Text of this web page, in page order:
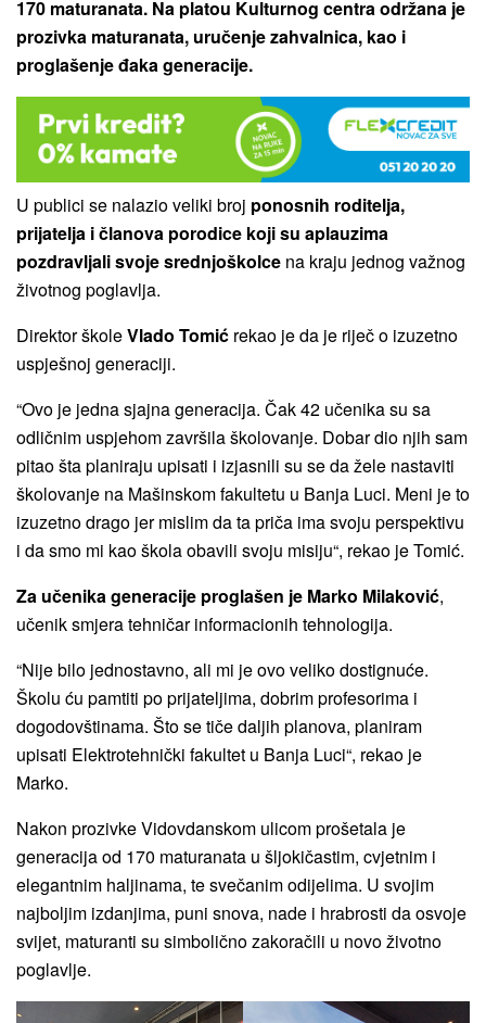
170 maturanata. Na platou Kulturnog centra održana je
prozivka maturanata, uručenje zahvalnica, kao i
proglašenje đaka generacije.
U publici se nalazio veliki broj ponosnih roditelja,
prijatelja i članova porodice koji su aplauzima
pozdravljali svoje srednjoškolce na kraju jednog važnog
životnog poglavlja.
Direktor školeVlado Tomić rekao je da je riječ o izuzetno
uspješnoj generaciji.
“Ovo je jedna sjajna generacija. Čak 42 učenika su sa
odličnim uspjehom završila školovanje. Dobar dio njih sam
pitao šta planiraju upisati i izjasnili su se da žele nastaviti
školovanje na Mašinskom fakultetu u Banja Luci. Meni je to
izuzetno drago jer mislim da ta priča ima svoju perspektivu
i da smo mi kao škola obavili svoju misiju“, rekao je Tomić.
Za učenika generacije proglašen je Marko Milaković,
učenik smjera tehničar informacionih tehnologija.
“Nije bilo jednostavno, ali mi je ovo veliko dostignuće.
Školu ću pamtiti po prijateljima, dobrim profesorima i
dogodovštinama. Što se tiče daljih planova, planiram
upisati Elektrotehnički fakultet u Banja Luci“, rekao je
Marko.
Nakon prozivke Vidovdanskom ulicom prošetala je
generacija od 170 maturanata u šljokičastim, cvjetnim i
elegantnim haljinama, te svečanim odijelima. U svojim
najboljim izdanjima, puni snova, nade i hrabrosti da osvoje
svijet, maturanti su simbolično zakoračili u novo životno
poglavlje.